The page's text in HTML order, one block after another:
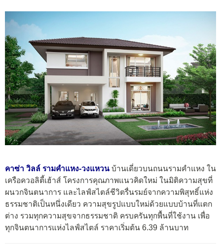
คาซ่า วิลล์ รามคำแหง-วงแหวน บ้านเดี่ยวบนถนนรามคำแหง ใน
เครือควอลิตี้เฮ้าส์ โครงการคุณภาพแนวคิดใหม่ ในมิติความสุขที่
ผนวกจินตนาการ และไลฟ์สไตล์ชีวิตรื่นรมย์จากความพิสุทธิ์แห่ง
ธรรมชาติเป็นหนึ่งเดียว ความสุขรูปแบบใหม่ด้วยแบบบ้านที่แตก
ต่าง รวมทุกความสุขจากธรรมชาติ ครบครันทุกพื้นที่ใช้งาน เพื่อ
ทุกจินตนาการแห่งไลฟ์สไตล์ ราคาเริ่มต้น 6.39 ล้านบาท